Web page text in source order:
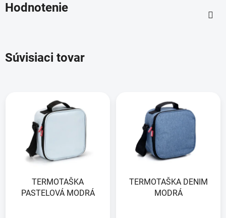
Hodnotenie
Súvisiaci tovar
TERMOTAŠKA
PASTELOVÁ MODRÁ
TERMOTAŠKA DENIM
MODRÁ